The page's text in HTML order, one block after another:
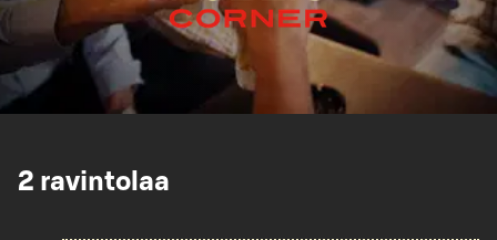
2 ravintolaa